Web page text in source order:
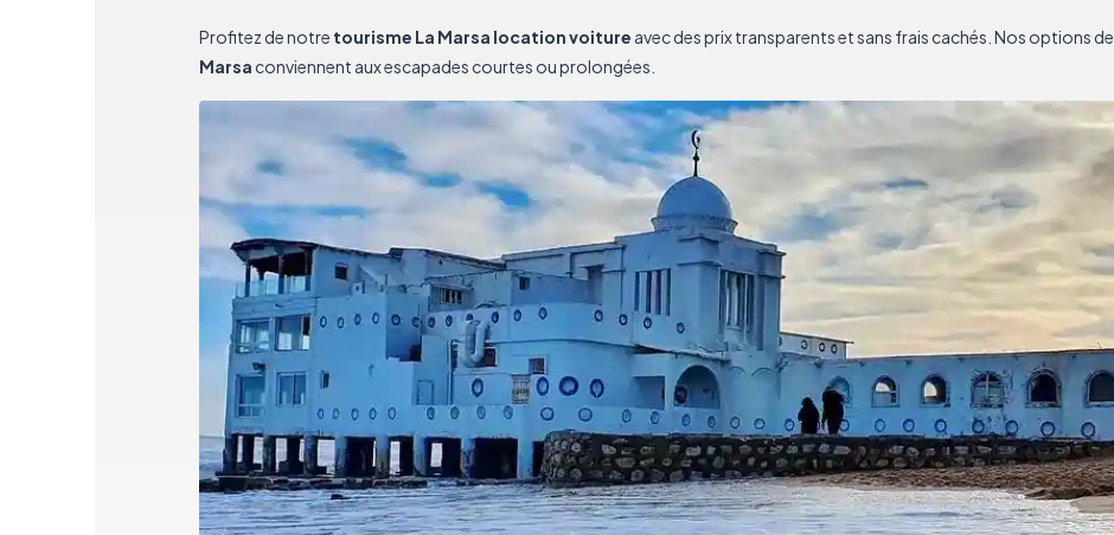
Profitez de notre tourisme La Marsa location voiture avec des prix transparents et sans frais cachés. Nos options de
Marsa conviennent aux escapades courtes ou prolongées.